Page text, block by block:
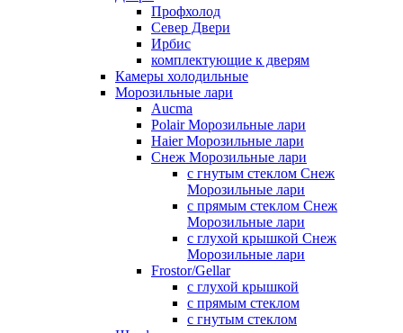
Профхолод
Север Двери
Ирбис
комплектующие к дверям
Камеры холодильные
Морозильные лари
Aucma
Polair Морозильные лари
Haier Морозильные лари
Снеж Морозильные лари
с гнутым стеклом Снеж
Морозильные лари
с прямым стеклом Снеж
Морозильные лари
с глухой крышкой Снеж
Морозильные лари
Frostor/Gellar
с глухой крышкой
с прямым стеклом
с гнутым стеклом